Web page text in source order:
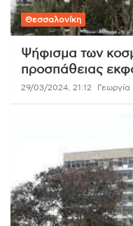
Θεσσαλονίκη
Ψήφισμα των
προσπάθειας
29/03/2024, 21:12